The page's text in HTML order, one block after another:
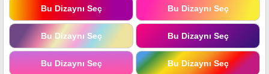
Bu Dizaynı Seç Bu Dizaynı Seç
Bu Dizaynı Seç Bu Dizaynı Seç
Bu Dizaynı Seç Bu Dizaynı Seç